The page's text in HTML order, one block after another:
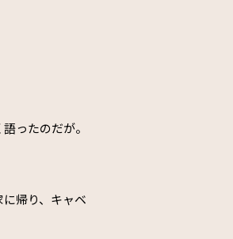
ったのだが。
帰り、キャベ